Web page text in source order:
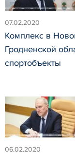
07.02.2020
Комплекс в
Гродненской
спортобъекты
06.02.2020